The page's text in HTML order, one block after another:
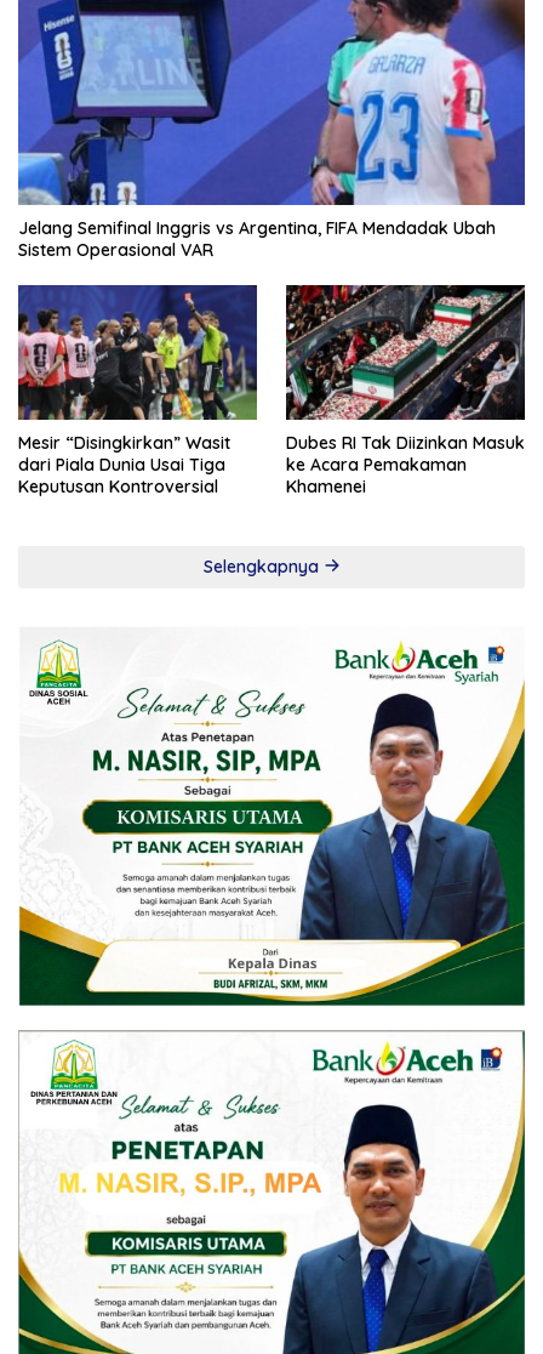
Jelang Semifinal Inggris vs Argentina, FIFA Mendadak Ubah
Sistem Operasional VAR
Mesir “Disingkirkan” Wasit
dari Piala Dunia Usai Tiga
Keputusan Kontroversial
Dubes RI Tak Diizinkan Masuk
ke Acara Pemakaman
Khamenei
Selengkapnya